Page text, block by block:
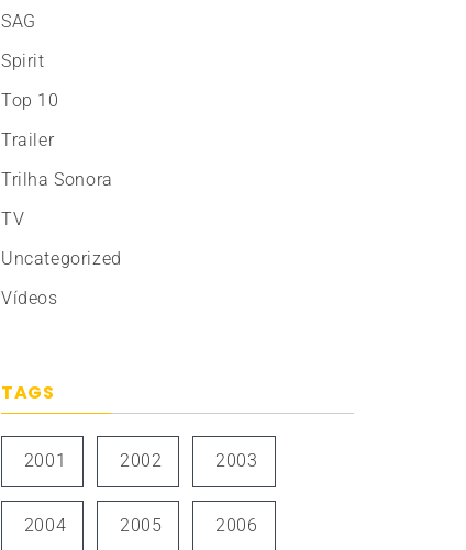
SAG
Spirit
Top 10
Trailer
Trilha Sonora
TV
Uncategorized
Vídeos
TAGS
2001 2002 2003
2004 2005 2006